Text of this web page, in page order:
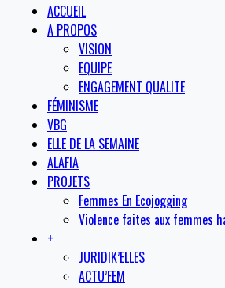
ACCUEIL
A PROPOS
VISION
EQUIPE
ENGAGEMENT QUALITE
FÉMINISME
VBG
ELLE DE LA SEMAINE
ALAFIA
PROJETS
Femmes En Ecojogging
Violence faites aux femmes
+
JURIDIK’ELLES
ACTU’FEM